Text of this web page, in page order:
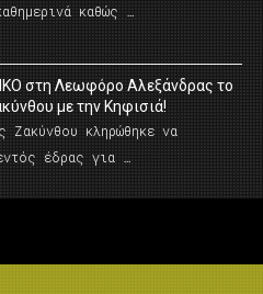
καθώς …
στη Λεωφόρο Αλεξάνδρας το
με την Κηφισιά!
Ζακύνθου κληρώθηκε να
έδρας για …